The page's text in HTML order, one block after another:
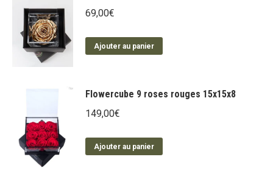
69,00€
Ajouter au panier
Flowercube 9 roses rouges 15x15x8
149,00€
Ajouter au panier